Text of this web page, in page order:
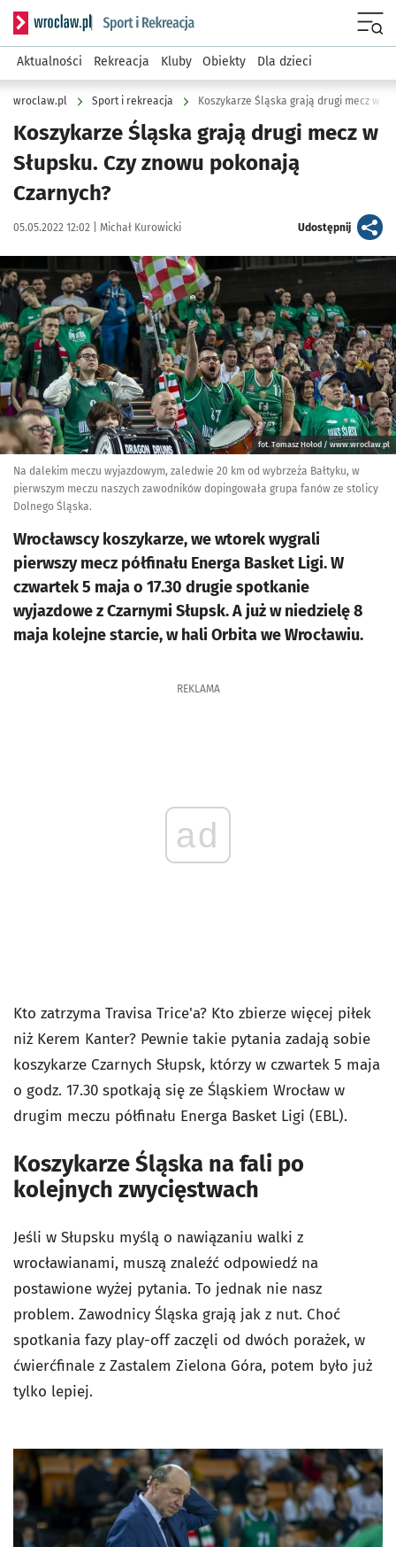
Serwis informacyjny wroclaw.pl podserwis: Sport i rekreacja
Aktualności Rekreacja Kluby Obiekty Dla dzieci
wroclaw.pl Sport i rekreacja Koszykarze Śląska grają drugi mecz w
Koszykarze Śląska grają drugi mecz w
Słupsku. Czy znowu pokonają
Czarnych?
Data publikacji:
05.05.2022 12:02 | Autor:
Michał Kurowicki Udostępnijartykuł
Kliknij, aby powiększyć
fot. Tomasz Hołod / www.wroclaw.pl
Na dalekim meczu wyjazdowym, zaledwie 20 km od wybrzeża Bałtyku, w
pierwszym meczu naszych zawodników dopingowała grupa fanów ze stolicy
Dolnego Śląska.
Wrocławscy koszykarze, we wtorek wygrali
pierwszy mecz półfinału Energa Basket Ligi. W
czwartek 5 maja o 17.30 drugie spotkanie
wyjazdowe z Czarnymi Słupsk. A już w niedzielę 8
maja kolejne starcie, w hali Orbita we Wrocławiu.
REKLAMA
ad
Kto zatrzyma Travisa Trice'a? Kto zbierze więcej piłek
niż Kerem Kanter? Pewnie takie pytania zadają sobie
koszykarze Czarnych Słupsk, którzy w czwartek 5 maja
o godz. 17.30 spotkają się ze Śląskiem Wrocław w
drugim meczu półfinału Energa Basket Ligi (EBL).
Koszykarze Śląska na fali po
kolejnych zwycięstwach
Jeśli w Słupsku myślą o nawiązaniu walki z
wrocławianami, muszą znaleźć odpowiedź na
postawione wyżej pytania. To jednak nie nasz
problem. Zawodnicy Śląska grają jak z nut. Choć
spotkania fazy play-off zaczęli od dwóch porażek, w
ćwierćfinale z Zastalem Zielona Góra, potem było już
tylko lepiej.